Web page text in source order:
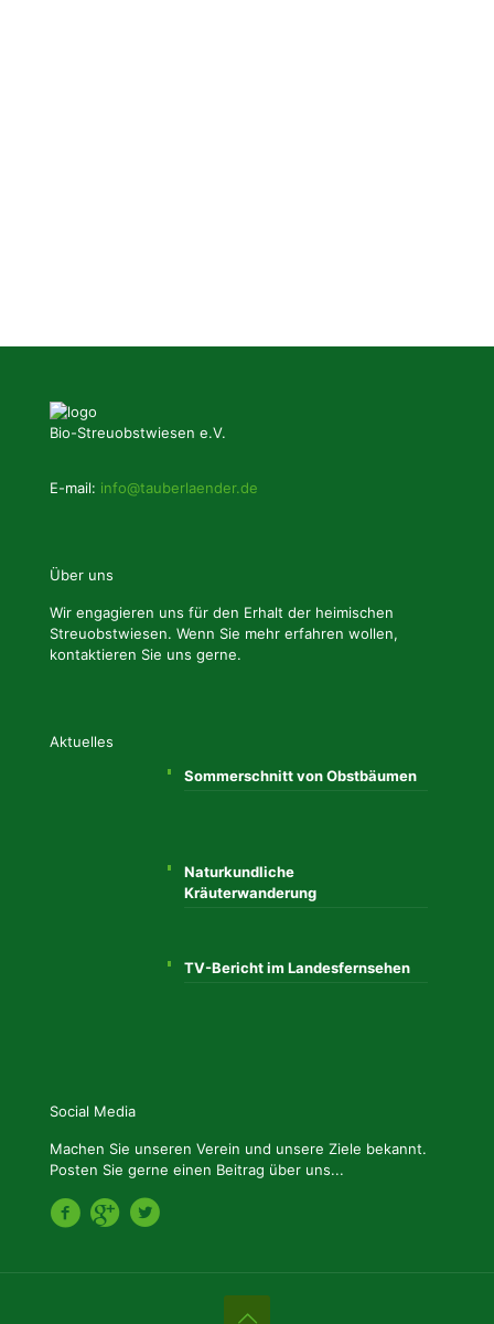
Bio-Streuobstwiesen e.V.
E-mail: info@tauberlaender.de
Über uns
Wir engagieren uns für den Erhalt der heimischen
Streuobstwiesen. Wenn Sie mehr erfahren wollen,
kontaktieren Sie uns gerne.
Aktuelles
Sommerschnitt von Obstbäumen
Naturkundliche
Kräuterwanderung
TV-Bericht im Landesfernsehen
Social Media
Machen Sie unseren Verein und unsere Ziele bekannt.
Posten Sie gerne einen Beitrag über uns...